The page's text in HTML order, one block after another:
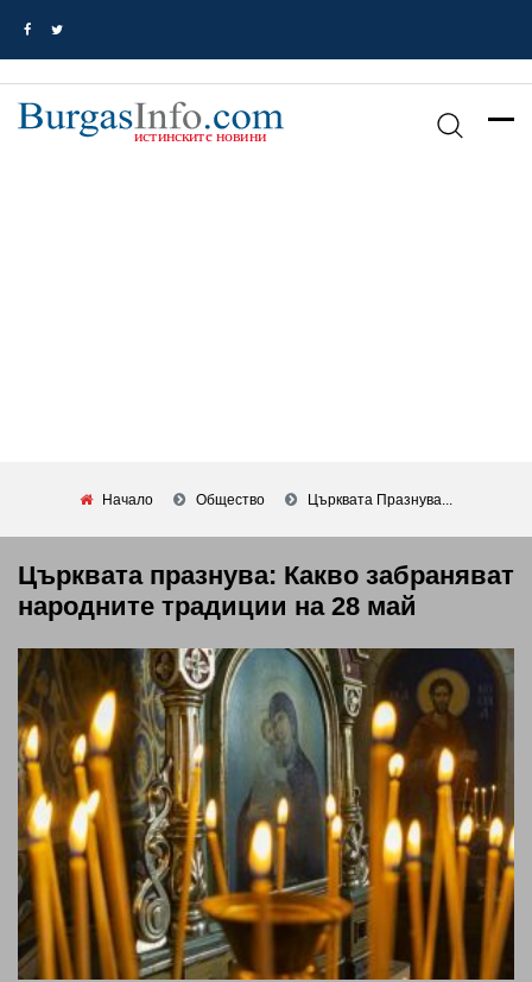
Начало Общество Църквата Празнува...
Църквата празнува: Какво забраняват
народните традиции на 28 май